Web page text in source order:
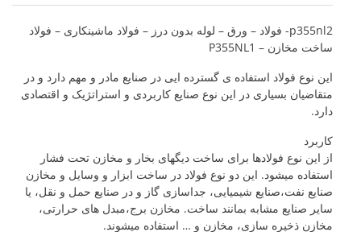
p355nl2- فولاد – ورق – لوله بدون درز – فولاد ماشینکاری – فولاد
ساخت مخازن – P355NL1
این نوع فولاد استفاده ی گسترده ایی در صنایع مادر و مهم دارد و در
متقاضیان بسیاری در این نوع صنایع کاربردی و استراتژیک و اقتصادی
دارد.
کاربرد
از این نوع فولادها برای ساخت دیگهای بخار و مخازن تحت فشار
استفاده میشود. این دو نوع فولاد در ساخت ابزار و وسایل و مخازن
صنایع نفت،صنایع شیمیایی، جداسازی گاز و در صنایع حمل و نقل، یا
سایر صنایع مشابه بمانند ساخت. مخازن برج،مبدل های حرارتی،
مخازن ذخیره سازی، مخازن و … استفاده میشوند.